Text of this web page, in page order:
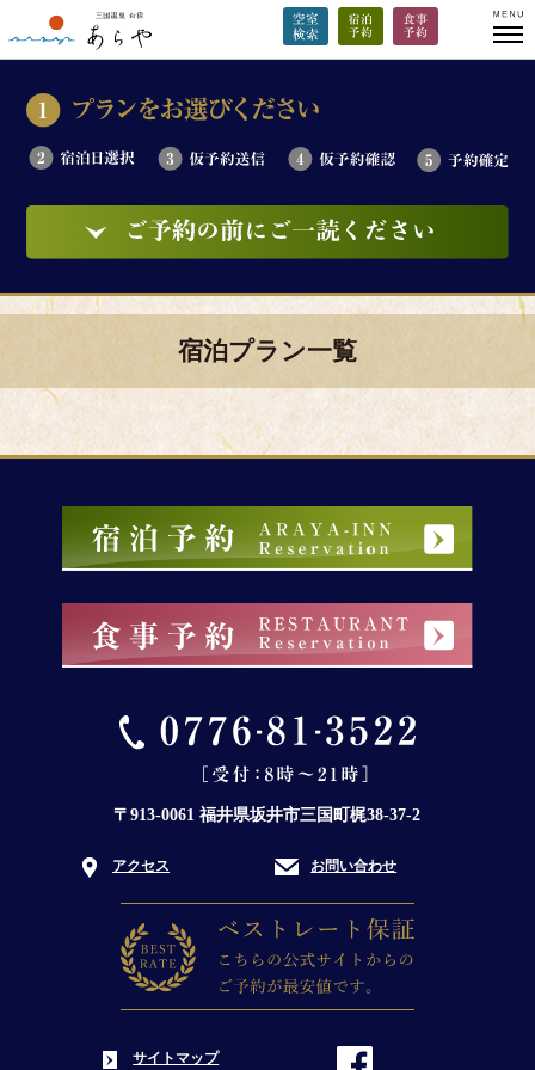
宿泊プラン一覧
〒913-0061 福井県坂井市三国町梶38-37-2
アクセス お問い合わせ
サイトマップ